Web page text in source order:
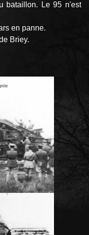
bataillon. Le 95 n'est
en panne.
Briey.